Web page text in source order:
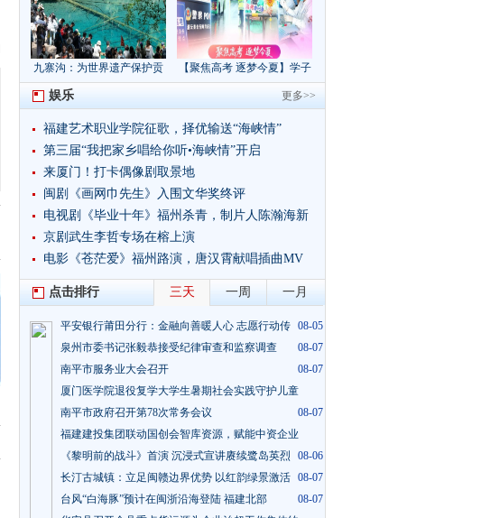
九寨沟：为世界遗产保护贡
献“中国方案”｜美丽中国行
【聚焦高考 逐梦今夏】学子
执笔追梦，各方同心护航
更多>>
娱乐
福建艺术职业学院征歌，择优输送“海峡情”
​第三届“我把家乡唱给你听•海峡情”开启
来厦门！打卡偶像剧取景地
闽剧《画网巾先生》入围文华奖终评
​电视剧《毕业十年》福州杀青，制片人陈瀚海新
突破
京剧武生李哲专场在榕上演
​电影《苍茫爱》福州路演，唐汉霄献唱插曲MV
点击排行 三天 一周 一月
平安银行莆田分行：金融向善暖人心 志愿行动传 08-05
泉州市委书记张毅恭接受纪律审查和监察调查
08-07
南平市服务业大会召开
08-07
厦门医学院退役复学大学生暑期社会实践守护儿童
08-05
南平市政府召开第78次常务会议
08-07
福建建投集团联动国创会智库资源，赋能中资企业
08-06
《黎明前的战斗》首演 沉浸式宣讲赓续鹭岛英烈
08-06
长汀古城镇：立足闽赣边界优势 以红韵绿景激活 08-07
台风“白海豚”预计在闽浙沿海登陆 福建北部
08-07